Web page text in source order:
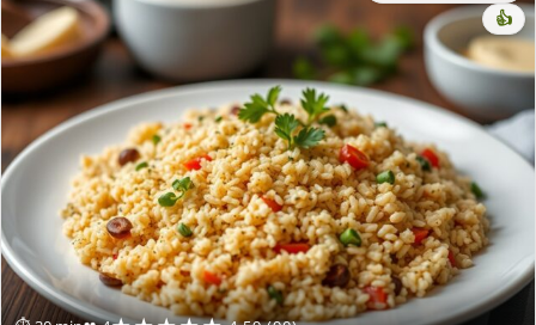
👍